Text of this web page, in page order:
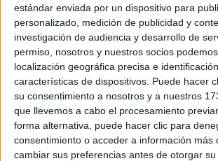
estándar enviada por un dispositivo para
personalizado, medición de publicidad y
investigación de audiencia y desarrollo de
permiso, nosotros y nuestros socios
localización geográfica precisa e
características de dispositivos. Puede hacer
su consentimiento a nosotros y a nuestros
que llevemos a cabo el procesamiento
forma alternativa, puede hacer clic para
consentimiento o acceder a información más
cambiar sus preferencias antes de otorgar su
No encuentro normativas, he hablado con
de Salamanca y Valladolid y cada uno me
Gracias por aclararme algo.
Inicio
Etiquetas: Selectividad Biología